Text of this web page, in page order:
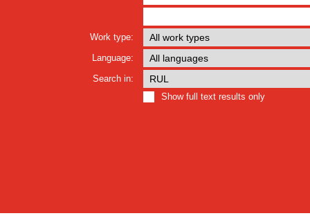
Work type:
Language:
Search in:
Show full text results only